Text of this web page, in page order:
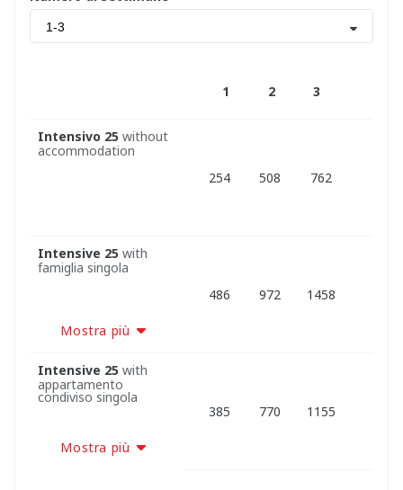
1-3
Intensivo 25without
accommodation
Intensive 25with
famiglia singola
Mostra più
Intensive 25with
appartamento
condiviso singola
Mostra più
1 2 3
254 508 762
486 972 1458
385 770 1155